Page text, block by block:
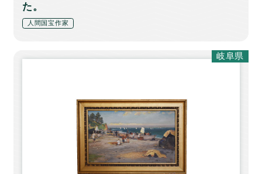
た。
人間国宝作家
岐阜県